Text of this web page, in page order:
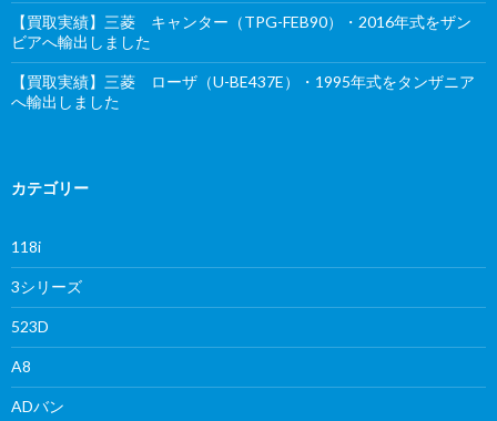
【買取実績】三菱 キャンター（TPG-FEB90）・2016年式をザン
ビアへ輸出しました
【買取実績】三菱 ローザ（U-BE437E）・1995年式をタンザニア
へ輸出しました
カテゴリー
118i
3シリーズ
523D
A8
ADバン